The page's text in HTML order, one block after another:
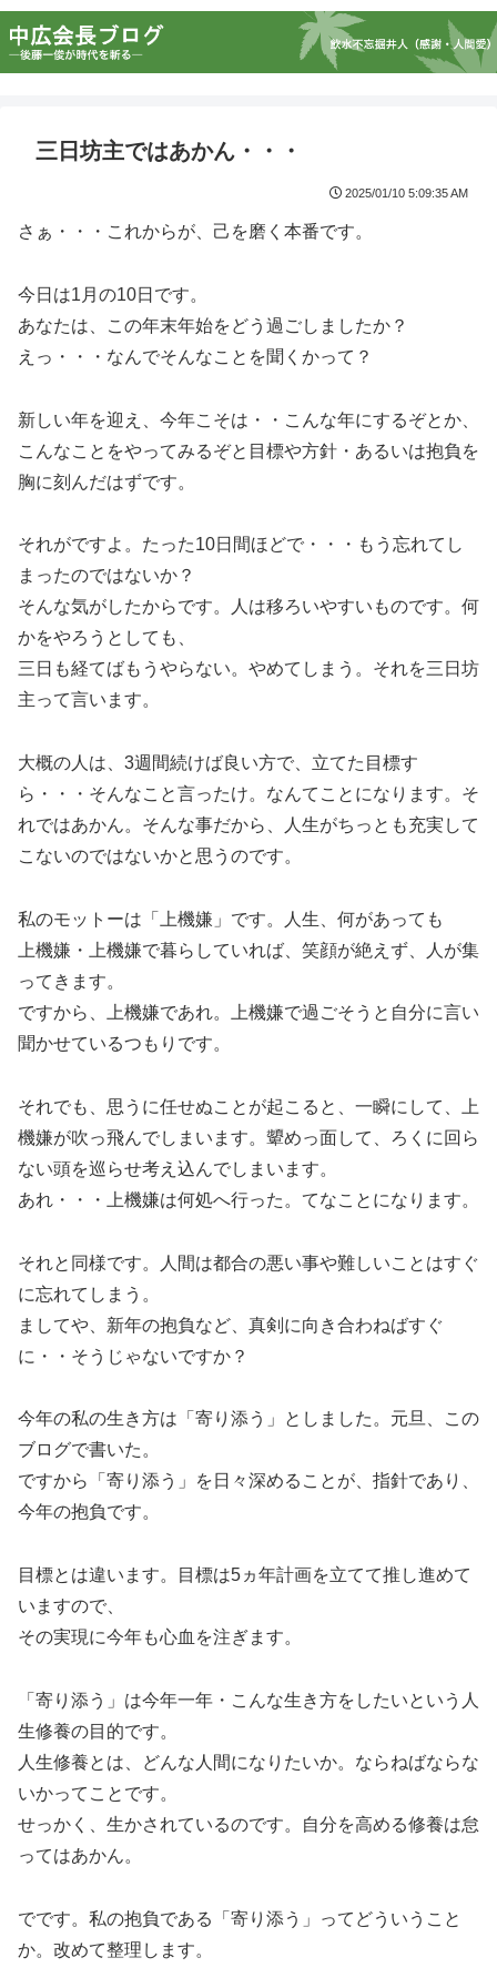
三日坊主ではあかん・・・
2025/01/10 5:09:35 AM
さぁ・・・これからが、己を磨く本番です。
今日は1月の10日です。
あなたは、この年末年始をどう過ごしましたか？
えっ・・・なんでそんなことを聞くかって？
新しい年を迎え、今年こそは・・こんな年にするぞとか、
こんなことをやってみるぞと目標や方針・あるいは抱負を
胸に刻んだはずです。
それがですよ。たった10日間ほどで・・・もう忘れてし
まったのではないか？
そんな気がしたからです。人は移ろいやすいものです。何
かをやろうとしても、
三日も経てばもうやらない。やめてしまう。それを三日坊
主って言います。
大概の人は、3週間続けば良い方で、立てた目標す
ら・・・そんなこと言ったけ。なんてことになります。そ
れではあかん。そんな事だから、人生がちっとも充実して
こないのではないかと思うのです。
私のモットーは「上機嫌」です。人生、何があっても
上機嫌・上機嫌で暮らしていれば、笑顔が絶えず、人が集
ってきます。
ですから、上機嫌であれ。上機嫌で過ごそうと自分に言い
聞かせているつもりです。
それでも、思うに任せぬことが起こると、一瞬にして、上
機嫌が吹っ飛んでしまいます。顰めっ面して、ろくに回ら
ない頭を巡らせ考え込んでしまいます。
あれ・・・上機嫌は何処へ行った。てなことになります。
それと同様です。人間は都合の悪い事や難しいことはすぐ
に忘れてしまう。
ましてや、新年の抱負など、真剣に向き合わねばすぐ
に・・そうじゃないですか？
今年の私の生き方は「寄り添う」としました。元旦、この
ブログで書いた。
ですから「寄り添う」を日々深めることが、指針であり、
今年の抱負です。
目標とは違います。目標は5ヵ年計画を立てて推し進めて
いますので、
その実現に今年も心血を注ぎます。
「寄り添う」は今年一年・こんな生き方をしたいという人
生修養の目的です。
人生修養とは、どんな人間になりたいか。ならねばならな
いかってことです。
せっかく、生かされているのです。自分を高める修養は怠
ってはあかん。
でです。私の抱負である「寄り添う」ってどういうこと
か。改めて整理します。